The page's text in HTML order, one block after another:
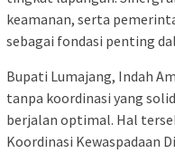
keamanan, serta
sebagai fondasi penting
Bupati Lumajang, Indah
tanpa koordinasi yang
berjalan optimal. Hal
Koordinasi Kewaspadaan